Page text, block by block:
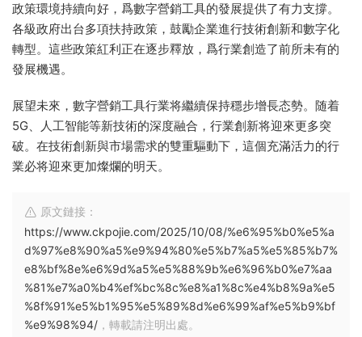
政策環境持續向好，爲數字營銷工具的發展提供了有力支撐。
各級政府出台多項扶持政策，鼓勵企業進行技術創新和數字化
轉型。這些政策紅利正在逐步釋放，爲行業創造了前所未有的
發展機遇。
展望未來，數字營銷工具行業将繼續保持穩步增長态勢。随着
5G、人工智能等新技術的深度融合，行業創新将迎來更多突
破。在技術創新與市場需求的雙重驅動下，這個充滿活力的行
業必将迎來更加燦爛的明天。
原文鏈接：
https://www.ckpojie.com/2025/10/08/%e6%95%b0%e5%a
d%97%e8%90%a5%e9%94%80%e5%b7%a5%e5%85%b7%
e8%bf%8e%e6%9d%a5%e5%88%9b%e6%96%b0%e7%aa
%81%e7%a0%b4%ef%bc%8c%e8%a1%8c%e4%b8%9a%e5
%8f%91%e5%b1%95%e5%89%8d%e6%99%af%e5%b9%bf
%e9%98%94/ ，轉載請注明出處。